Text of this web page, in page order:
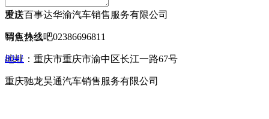
重庆百事达华渝汽车销售服务有限公司
销售热线：02386696811
地址：重庆市重庆市渝中区长江一路67号
重庆驰龙昊通汽车销售服务有限公司
发送
写点什么吧
8041